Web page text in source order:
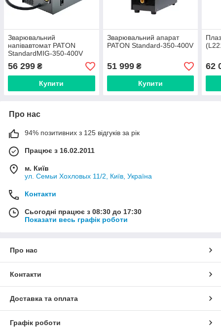
Зварювальний
напівавтомат PATON
StandardMIG-350-400V
56 299 ₴
Купити
Зварювальний апарат
PATON Standard-350-400V
51 999₴
Купити
62
Про нас
94% позитивних з 125 відгуків за рік
Працює з 16.02.2011
м. Київ
ул. Семьи Хохловых 11/2, Київ, Україна
Контакти
Сьогодні працює з 08:30 до 17:30
Показати весь графік роботи
Про нас
Контакти
Доставка та оплата
Графік роботи